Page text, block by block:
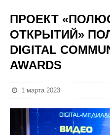
ПРОЕКТ
ОТКРЫТИЙ»
DIGITAL
AWARDS
1 марта 2023